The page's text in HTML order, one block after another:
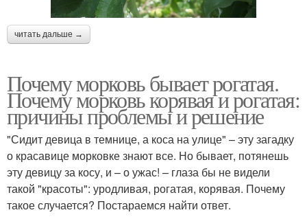
читать дальше →
Почему морковь бывает рогатая.
Почему морковь корявая и рогатая:
причины проблемы и решение
"Сидит девица в темнице, а коса на улице" – эту загадку
о красавице морковке знают все. Но бывает, потянешь
эту девицу за косу, и – о ужас! – глаза бы не видели
такой "красоты": уродливая, рогатая, корявая. Почему
такое случается? Постараемся найти ответ.